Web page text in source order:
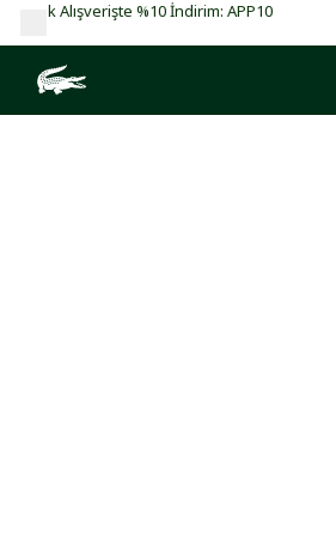
Garanti BBVA ve Bonus kartlarda